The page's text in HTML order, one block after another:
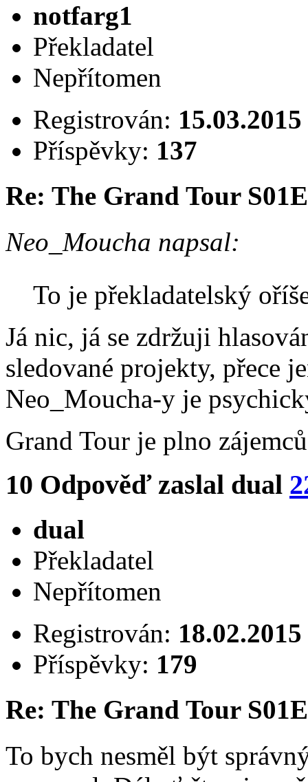
notfarg1
Překladatel
Nepřítomen
Registrován: 15.03.2015
Příspěvky: 137
Re: The Grand Tour
Neo_Moucha napsal:
To je překladatelský
Já nic, já se zdržuji
sledované projekty, přece
Neo_Moucha-y je
Grand Tour je plno
10 Odpověď zaslal dual
dual
Překladatel
Nepřítomen
Registrován: 18.02.2015
Příspěvky: 179
Re: The Grand Tour
To bych nesměl být